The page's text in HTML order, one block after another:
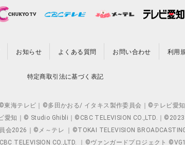
お知らせ よくある質問 お問い合わせ 利用
特定商取引法に基づく表記
海テレビ｜©多田かおる/ イタキス製作委員会｜©テレビ愛
愛知｜© Studio Ghibli｜©CBC TELEVISION CO.,LTD.｜
｜©メ～テレ ｜©TOKAI TELEVISION
TELEVISION CO.,LTD. ｜©ヴァンガードプロジェクト